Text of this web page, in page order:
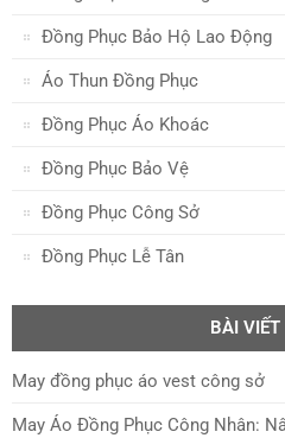
Đồng Phục Bảo Hộ Lao Động
Áo Thun Đồng Phục
Đồng Phục Áo Khoác
Đồng Phục Bảo Vệ
Đồng Phục Công Sở
Đồng Phục Lễ Tân
BÀI VIẾT
May đồng phục áo vest công sở
May Áo Đồng Phục Công Nhân: